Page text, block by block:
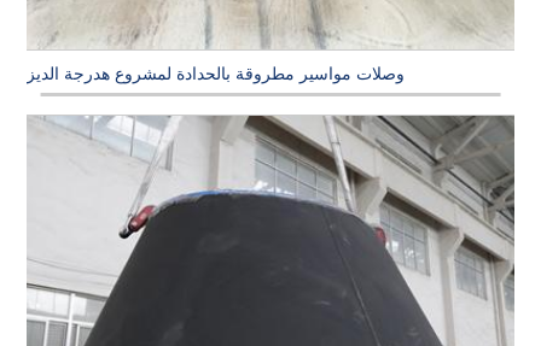
وصلات مواسير مطروقة بالحدادة لمشروع هدرجة الديزل